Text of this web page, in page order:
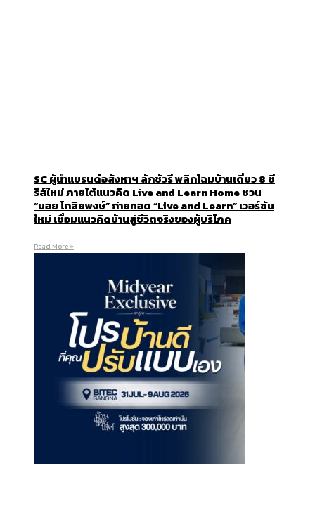
SC ผู้นำแบรนด์อสังหาฯ ลักชัวรี พลิกโฉมบ้านเดี่ยว 8 ซี
รีส์ใหม่ ภายใต้แนวคิด Live and Learn Home ชวน
“บอย โกสิยพงษ์” ถ่ายทอด “Live and Learn” เวอร์ชัน
ใหม่ เชื่อมแนวคิดบ้านสู่ชีวิตจริงของผู้บริโภค
Read More »